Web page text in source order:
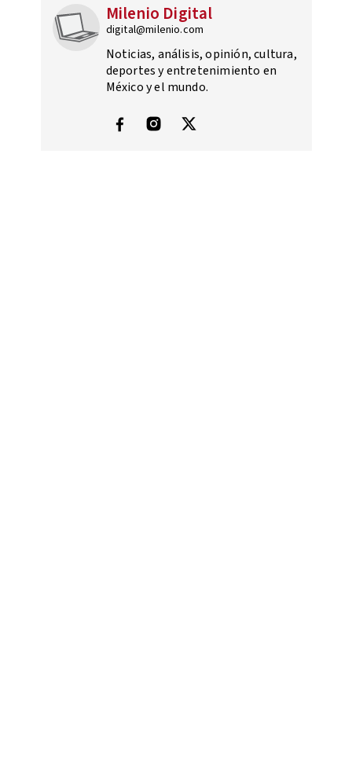
Milenio Digital
digital@milenio.com
Noticias, análisis, opinión, cultura,
deportes y entretenimiento en
México y el mundo.